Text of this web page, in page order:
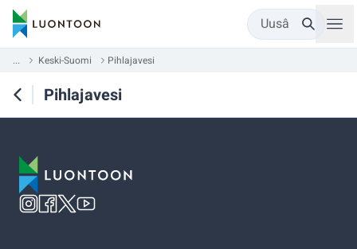
Uusâ
... Keski-Suomi Pihlajavesi
Pihlajavesi